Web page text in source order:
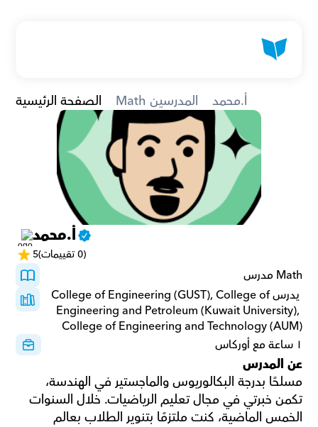
الصفحة الرئيسية Math المدرسين أ.محمد
أ.محمد
5 (0 تقييمات)
Math مدرس
يدرسCollege of Engineering (GUST), College of
Engineering and Petroleum (Kuwait University),
College of Engineering and Technology (AUM)
١ ساعة مع أوركاس
عن المدرس